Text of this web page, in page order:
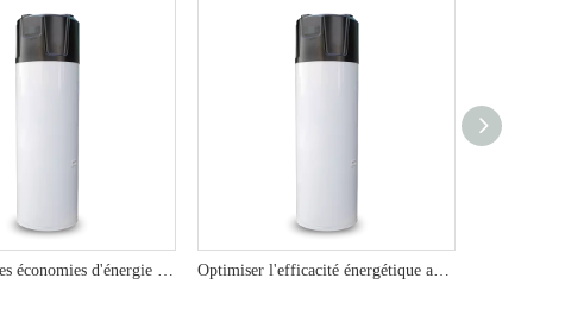
Découvrez les économies d'énergie avec le chauffe-eau à pompe à chaleur de 250L R290 offrant des solutions d'eau chaude respectueuses de l'environnement pour la durabilité Optimiser l'efficacité énergétique avec 200L 250L 300L R290 Chauffe-eau de pompe à chaleur pour les solutions d'eau chaude respectueuses de l'environnement